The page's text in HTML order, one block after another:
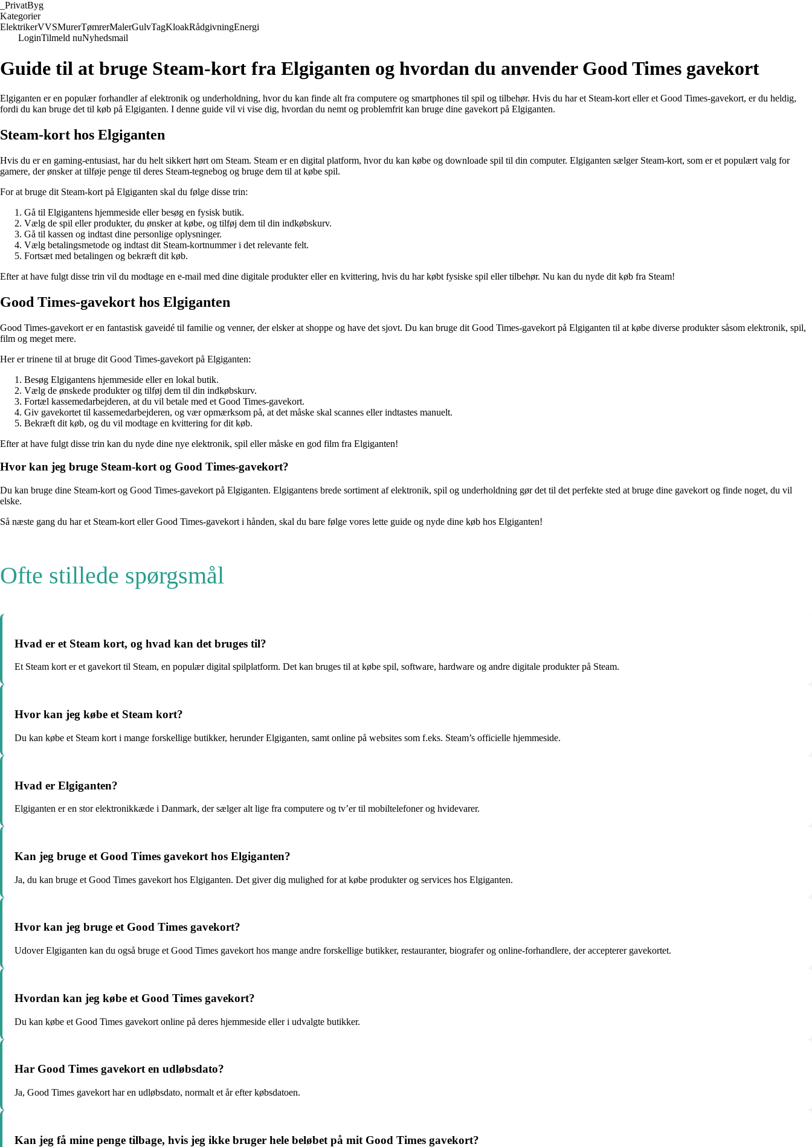
PrivatByg
Kategorier
ElektrikerVVSMurerTømrerMalerGulvTagKloakRådgivningEnergi
LoginTilmeld nuNyhedsmail
Guide til at bruge Steam-kort fra Elgiganten og hvordan du anvender Good Times gavekort
Elgiganten er en populær forhandler af elektronik og underholdning, hvor du kan finde alt fra computere og smartphones til spil og tilbehør. Hvis du har et Steam-kort eller et Good Times-gavekort, er du heldig,
fordi du kan bruge det til køb på Elgiganten. I denne guide vil vi vise dig, hvordan du nemt og problemfrit kan bruge dine gavekort på Elgiganten.
Steam-kort hos Elgiganten
Hvis du er en gaming-entusiast, har du helt sikkert hørt om Steam. Steam er en digital platform, hvor du kan købe og downloade spil til din computer. Elgiganten sælger Steam-kort, som er et populært valg for
gamere, der ønsker at tilføje penge til deres Steam-tegnebog og bruge dem til at købe spil.
For at bruge dit Steam-kort på Elgiganten skal du følge disse trin:
Gå til Elgigantens hjemmeside eller besøg en fysisk butik.
Vælg de spil eller produkter, du ønsker at købe, og tilføj dem til din indkøbskurv.
Gå til kassen og indtast dine personlige oplysninger.
Vælg betalingsmetode og indtast dit Steam-kortnummer i det relevante felt.
Fortsæt med betalingen og bekræft dit køb.
Efter at have fulgt disse trin vil du modtage en e-mail med dine digitale produkter eller en kvittering, hvis du har købt fysiske spil eller tilbehør. Nu kan du nyde dit køb fra Steam!
Good Times-gavekort hos Elgiganten
Good Times-gavekort er en fantastisk gaveidé til familie og venner, der elsker at shoppe og have det sjovt. Du kan bruge dit Good Times-gavekort på Elgiganten til at købe diverse produkter såsom elektronik, spil,
film og meget mere.
Her er trinene til at bruge dit Good Times-gavekort på Elgiganten:
Besøg Elgigantens hjemmeside eller en lokal butik.
Vælg de ønskede produkter og tilføj dem til din indkøbskurv.
Fortæl kassemedarbejderen, at du vil betale med et Good Times-gavekort.
Giv gavekortet til kassemedarbejderen, og vær opmærksom på, at det måske skal scannes eller indtastes manuelt.
Bekræft dit køb, og du vil modtage en kvittering for dit køb.
Efter at have fulgt disse trin kan du nyde dine nye elektronik, spil eller måske en god film fra Elgiganten!
Hvor kan jeg bruge Steam-kort og Good Times-gavekort?
Du kan bruge dine Steam-kort og Good Times-gavekort på Elgiganten. Elgigantens brede sortiment af elektronik, spil og underholdning gør det til det perfekte sted at bruge dine gavekort og finde noget, du vil
elske.
Så næste gang du har et Steam-kort eller Good Times-gavekort i hånden, skal du bare følge vores lette guide og nyde dine køb hos Elgiganten!
Ofte stillede spørgsmål
Hvad er et Steam kort, og hvad kan det bruges til?
Et Steam kort er et gavekort til Steam, en populær digital spilplatform. Det kan bruges til at købe spil, software, hardware og andre digitale produkter på Steam.
Hvor kan jeg købe et Steam kort?
Du kan købe et Steam kort i mange forskellige butikker, herunder Elgiganten, samt online på websites som f.eks. Steam’s officielle hjemmeside.
Hvad er Elgiganten?
Elgiganten er en stor elektronikkæde i Danmark, der sælger alt lige fra computere og tv’er til mobiltelefoner og hvidevarer.
Kan jeg bruge et Good Times gavekort hos Elgiganten?
Ja, du kan bruge et Good Times gavekort hos Elgiganten. Det giver dig mulighed for at købe produkter og services hos Elgiganten.
Hvor kan jeg bruge et Good Times gavekort?
Udover Elgiganten kan du også bruge et Good Times gavekort hos mange andre forskellige butikker, restauranter, biografer og online-forhandlere, der accepterer gavekortet.
Hvordan kan jeg købe et Good Times gavekort?
Du kan købe et Good Times gavekort online på deres hjemmeside eller i udvalgte butikker.
Har Good Times gavekort en udløbsdato?
Ja, Good Times gavekort har en udløbsdato, normalt et år efter købsdatoen.
Kan jeg få mine penge tilbage, hvis jeg ikke bruger hele beløbet på mit Good Times gavekort?